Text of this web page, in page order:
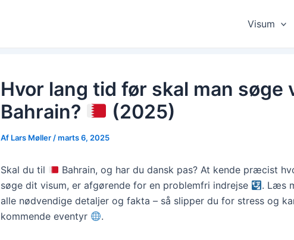
Visum
Hvor lang tid før skal man søge
Bahrain?
(2025)
Af Lars Møller /marts 6, 2025
Skal du til
Bahrain, og har du dansk pas? At kende præcist
søge dit visum, er afgørende for en problemfri indrejse
. Læs
alle nødvendige detaljer og fakta – så slipper du for stress og
kommende eventyr
.